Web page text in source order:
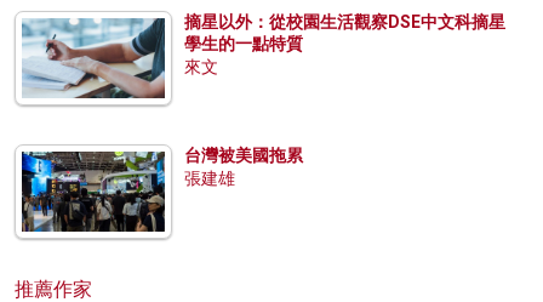
摘星以外：從校園生活觀察DSE中文科摘星
學生的一點特質
來文
台灣被美國拖累
張建雄
推薦作家